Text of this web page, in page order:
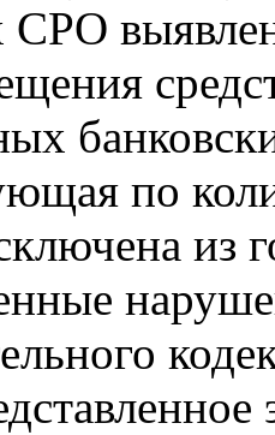
СРО
по
из